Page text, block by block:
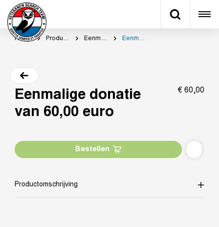
Home Productcategorie Eenmalig doneren Eenmalige donatie van 60,00 euro
Eenmalige donatie
van 60,00 euro
€ 60,00
Bestellen
Productomschrijving